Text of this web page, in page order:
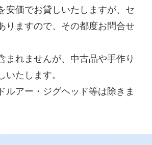
安価でお貸しいたしますが、セ
りますので、その都度お問合せ
まれませんが、中古品や手作り
いたします。
ルアー・ジグヘッド等は除きま